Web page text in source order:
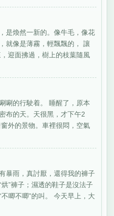
是煥然一新的。像牛毛，像花
就像是薄霧，輕飄飄的， 讓
迎面拂過，樹上的枝葉隨風
唰的行駛着。 睡醒了，原本
布的天。天很黑，才下午2
外的景物。車裡很悶，空氣
暴雨，真討厭，還得我的褲子
”褲子；濕透的鞋子是沒法子
唧不唧”的叫。 今天早上，大